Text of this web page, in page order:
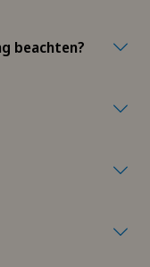
beachten?